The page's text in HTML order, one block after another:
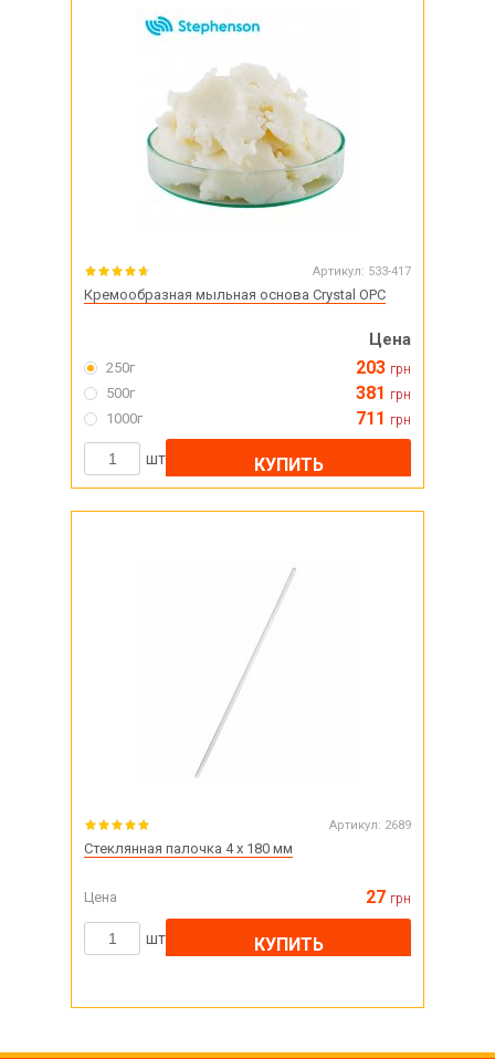
Артикул: 533-417
Кремообразная мыльная основа Crystal OPC
Цена
250г 203 грн
500г 381 грн
1000г 711 грн
шт КУПИТЬ
Артикул: 2689
Стеклянная палочка 4 х 180 мм
Цена 27 грн
шт КУПИТЬ